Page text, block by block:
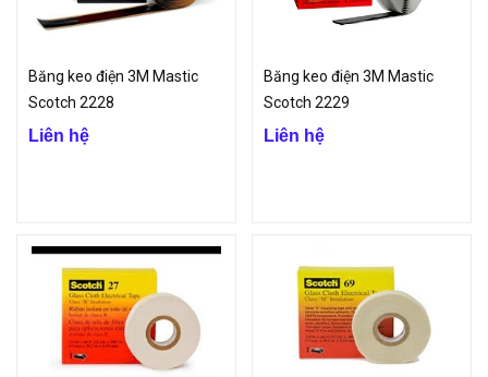
Băng keo điện 3M Mastic
Scotch 2228
Liên hệ
Băng keo điện 3M Mastic
Scotch 2229
Liên hệ